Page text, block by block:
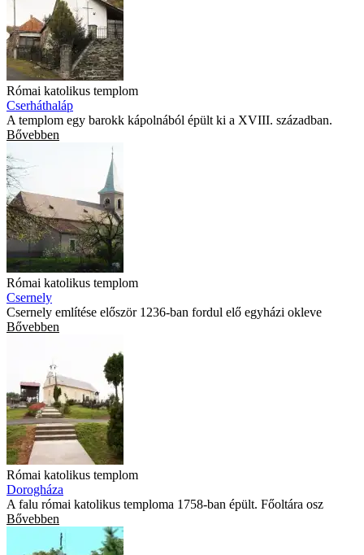
Római katolikus templom
Cserháthaláp
A templom egy barokk kápolnából épült ki a XVIII. században.
Bővebben
Római katolikus templom
Csernely
Csernely említése először 1236-ban fordul elő egyházi okleve
Bővebben
Római katolikus templom
Dorogháza
A falu római katolikus temploma 1758-ban épült. Főoltára osz
Bővebben